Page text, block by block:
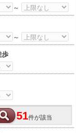
～
～
歩
51件が該当